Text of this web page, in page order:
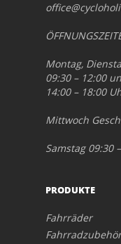
Montag,
09:30 – 12:00
14:00 – 18:00
Mittwoch
Samstag 09:30
PRODUKTE
Fahrräder
Fahrradzubehör